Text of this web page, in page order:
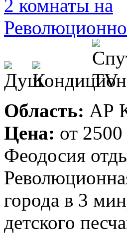
Область: АР
Цена: от 2500
Феодосия
города в 3
детского